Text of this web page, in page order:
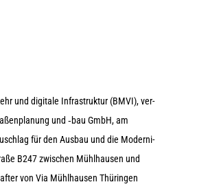
und digi­tale Infra­struk­tur (BMVI), ver­
und ‑bau GmbH, am
für den Aus­bau und die Moder­ni­
B247 zwi­schen Mühl­hau­sen und
von Via Mühl­hau­sen Thü­rin­gen